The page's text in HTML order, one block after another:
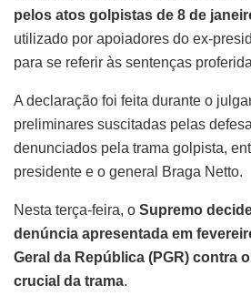
pelos atos golpistas de 8 de
utilizado por apoiadores do ex-
para se referir às sentenças
A declaração foi feita durante o
preliminares suscitadas pelas
denunciados pela trama golpista,
presidente e o general Braga Netto.
Nesta terça-feira, o Supremo
denúncia apresentada em
Geral da República (PGR) contra
crucial da trama.